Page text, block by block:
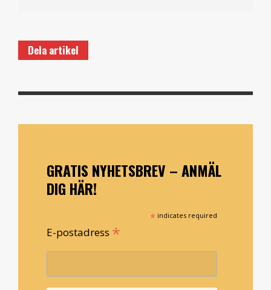
Dela artikel
GRATIS NYHETSBREV – ANMÄL
DIG HÄR!
* indicates required
E-postadress *